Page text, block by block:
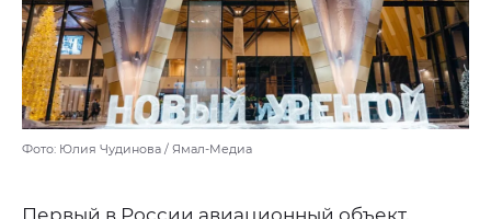
Фото: Юлия Чудинова / Ямал-Медиа